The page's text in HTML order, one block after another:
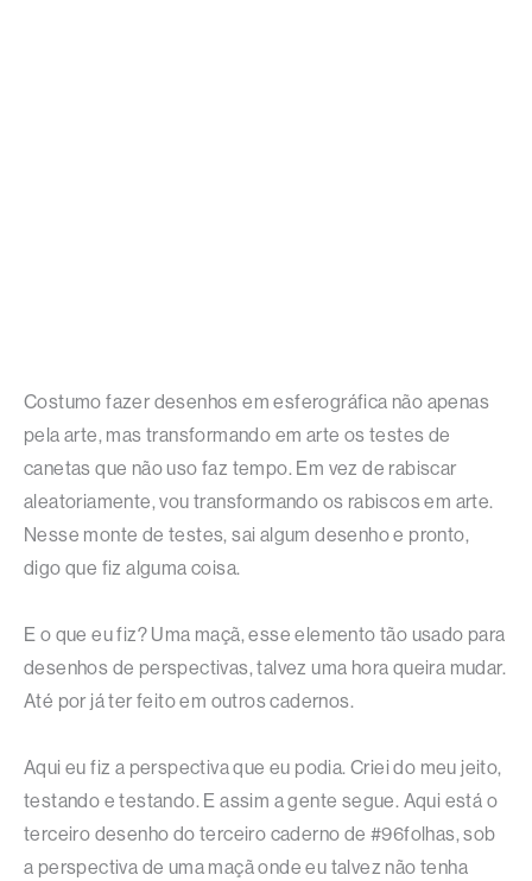
Costumo fazer desenhos em esferográfica não apenas
pela arte, mas transformando em arte os testes de
canetas que não uso faz tempo. Em vez de rabiscar
aleatoriamente, vou transformando os rabiscos em arte.
Nesse monte de testes, sai algum desenho e pronto,
digo que fiz alguma coisa.
E o que eu fiz? Uma maçã, esse elemento tão usado para
desenhos de perspectivas, talvez uma hora queira mudar.
Até por já ter feito em outros cadernos.
Aqui eu fiz a perspectiva que eu podia. Criei do meu jeito,
testando e testando. E assim a gente segue. Aqui está o
terceiro desenho do terceiro caderno de #96folhas, sob
a perspectiva de uma maçã onde eu talvez não tenha